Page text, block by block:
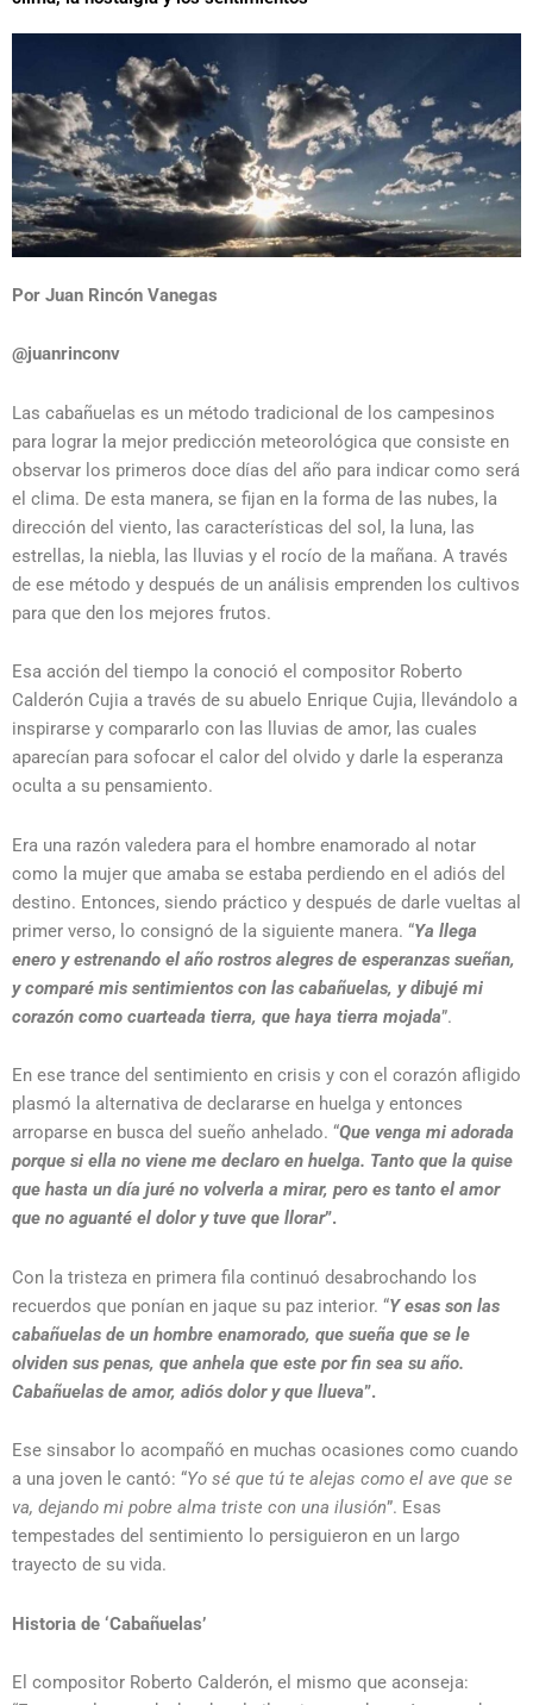
Por Juan Rincón Vanegas
@juanrinconv
Las cabañuelas es un método tradicional de los campesinos
para lograr la mejor predicción meteorológica que consiste en
observar los primeros doce días del año para indicar como será
el clima. De esta manera, se fijan en la forma de las nubes, la
dirección del viento, las características del sol, la luna, las
estrellas, la niebla, las lluvias y el rocío de la mañana. A través
de ese método y después de un análisis emprenden los cultivos
para que den los mejores frutos.
Esa acción del tiempo la conoció el compositor Roberto
Calderón Cujia a través de su abuelo Enrique Cujia, llevándolo a
inspirarse y compararlo con las lluvias de amor, las cuales
aparecían para sofocar el calor del olvido y darle la esperanza
oculta a su pensamiento.
Era una razón valedera para el hombre enamorado al notar
como la mujer que amaba se estaba perdiendo en el adiós del
destino. Entonces, siendo práctico y después de darle vueltas al
primer verso, lo consignó de la siguiente manera. “Ya llega
enero y estrenando el año rostros alegres de esperanzas sueñan,
y comparé mis sentimientos con las cabañuelas, y dibujé mi
corazón como cuarteada tierra, que haya tierra mojada”.
En ese trance del sentimiento en crisis y con el corazón afligido
plasmó la alternativa de declararse en huelga y entonces
arroparse en busca del sueño anhelado. “Que venga mi adorada
porque si ella no viene me declaro en huelga. Tanto que la quise
que hasta un día juré no volverla a mirar, pero es tanto el amor
que no aguanté el dolor y tuve que llorar”.
Con la tristeza en primera fila continuó desabrochando los
recuerdos que ponían en jaque su paz interior. “Y esas son las
cabañuelas de un hombre enamorado, que sueña que se le
olviden sus penas, que anhela que este por fin sea su año.
Cabañuelas de amor, adiós dolor y que llueva”.
Ese sinsabor lo acompañó en muchas ocasiones como cuando
a una joven le cantó: “Yo sé que tú te alejas como el ave que se
va, dejando mi pobre alma triste con una ilusión”. Esas
tempestades del sentimiento lo persiguieron en un largo
trayecto de su vida.
Historia de ‘Cabañuelas’
El compositor Roberto Calderón, el mismo que aconseja: